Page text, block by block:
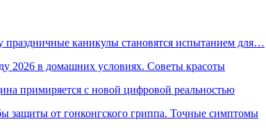
каникулы становятся испытанием для…
2026 в домашних условиях. Советы красоты
примиряется с новой цифровой реальностью
защиты от гонконгского гриппа. Точные симптомы